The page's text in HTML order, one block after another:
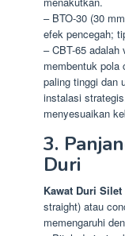
– BTO-30 (30
efek pencegah;
– CBT-65 adalah
membentuk pola
paling tinggi dan
instalasi
menyesuaikan
3.
Duri
Kawat Duri Silet
straight) atau
memengaruhi